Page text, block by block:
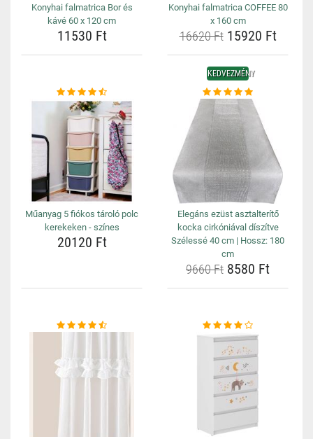
Konyhai falmatrica Bor és
kávé 60 x 120 cm
11530 Ft
Konyhai falmatrica COFFEE 80
x 160 cm
16620 Ft15920 Ft
Műanyag 5 fiókos tároló polc
kerekeken - színes
20120 Ft
KEDVEZMÉNY
Elegáns ezüst asztalterítő
kocka cirkóniával díszítve
Szélessé 40 cm | Hossz: 180
cm
9660 Ft 8580 Ft